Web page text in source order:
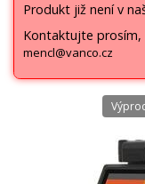
Produkt již není v
Kontaktujte prosím,
mencl@vanco.cz